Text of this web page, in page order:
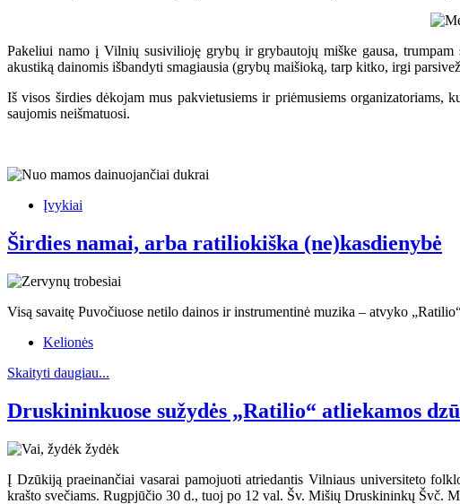
Pakeliui namo į Vilnių susivilioję grybų ir grybautojų miške gausa,
akustiką dainomis išbandyti smagiausia (grybų maišioką, tarp kitko, irgi
Iš visos širdies dėkojam mus pakvietusiems ir priėmusiems
saujomis neišmatuosi.
Įvykiai
Širdies namai, arba ratiliokiška (ne)kasdienybė
Visą savaitę Puvočiuose netilo dainos ir instrumentinė muzika – atvyko
Kelionės
Skaityti daugiau...
Druskininkuose sužydės „Ratilio“ atliekamos
Į Dzūkiją praeinančiai vasarai pamojuoti atriedantis Vilniaus universiteto
krašto svečiams. Rugpjūčio 30 d., tuoj po 12 val. Šv. Mišių Druskininkų Švč.